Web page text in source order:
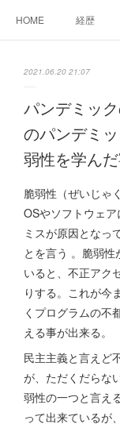
HOME 経歴
移動出来て、工場で作
フィリピンの問題点
フィリピン経済談義
未来２１００研究所他
https://
2021.06.20 21:07
パンデミッ
のパンデミ
弱性を学ん
脆弱性（ぜいじゃ
OSやソフトウェ
ミスが原因となっ
とを言う 。脆弱
いると、不正アク
りする。これが今
くプログラムの不
える事が出来る。
民主主義と言えど
が、ただくだらな
弱性の一つと言え
って出来ているが